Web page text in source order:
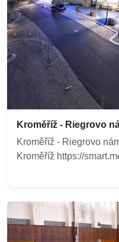
Kroměříž - Riegrovo
Kroměříž - Riegrovo
Kroměříž https://